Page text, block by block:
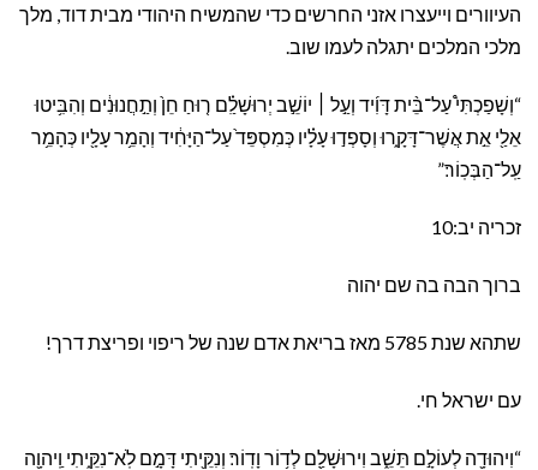
העיוורים וייעצרו אזני החרשים כדי שהמשיח היהודי מבית דוד, מלך
מלכי המלכים יתגלה לעמו שוב.
“וְשָׁפַכְתִּי֩ עַל־בֵּ֨ית דָּוִ֜יד וְעַ֣ל ׀ יוֹשֵׁ֣ב יְרוּשָׁלִַ֗ם ר֤וּחַ חֵן֙ וְתַ֣חֲנוּנִ֔ים וְהִבִּ֥יטוּ
אֵלַ֖י אֵ֣ת אֲשֶׁר־דָּקָ֑רוּ וְסָפְד֣וּ עָלָ֗יו כְּמִסְפֵּד֙ עַל־הַיָּחִ֔יד וְהָמֵ֥ר עָלָ֖יו כְּהָמֵ֥ר
עַֽל־הַבְּכֽוֹר׃”
זכריה יב:10
ברוך הבה בה שם יהוה
שתהא שנת 5785 מאז בריאת אדם שנה של ריפוי ופריצת דרך!
עם ישראל חי.
“וִיהוּדָ֖ה לְעוֹלָ֣ם תֵּשֵׁ֑ב וִירוּשָׁלִַ֖ם לְד֥וֹר וָדֽוֹר׃ וְנִקֵּ֖יתִי דָּמָ֣ם לֹֽא־נִקֵּ֑יתִי וַֽיהוָ֖ה